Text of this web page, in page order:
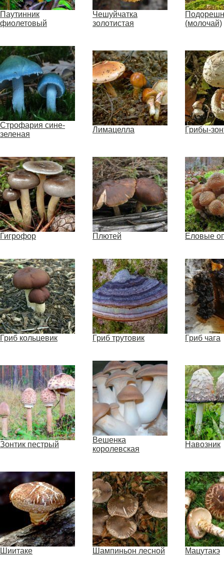
Паутинник
фиолетовый
Чешуйчатка
золотистая
(молочай)
Строфария сине-
зеленая
Лимацелла Грибы-
Гигрофор Плютей Еловые
Гриб кольцевик Гриб трутовик Гриб чага
Зонтик пестрый
Вешенка
королевская
Навозник
Шиитаке Шампиньон лесной Мацутакэ